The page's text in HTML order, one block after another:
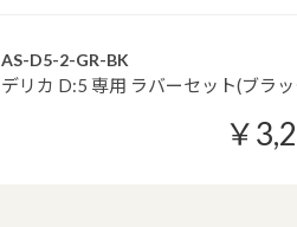
AS-D5-2-GR-BK
デリカ D:5 専用 ラバーセット(ブラ
￥